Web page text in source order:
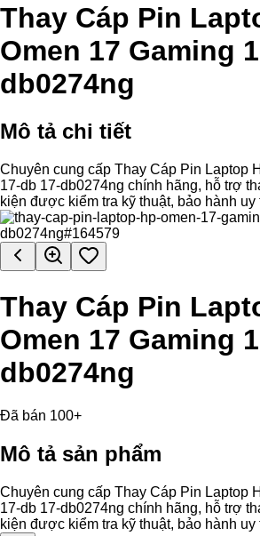
Thay Cáp Pin
Omen 17 Gaming
db0274ng
Mô tả chi tiết
Chuyên cung cấp Thay Cáp Pin Laptop
17-db 17-db0274ng chính hãng, hỗ trợ
kiện được kiểm tra kỹ thuật, bảo hành
Thay Cáp Pin
Omen 17 Gaming
db0274ng
Đã bán 100+
Mô tả sản phẩm
Chuyên cung cấp Thay Cáp Pin Laptop
17-db 17-db0274ng chính hãng, hỗ trợ
kiện được kiểm tra kỹ thuật, bảo hành